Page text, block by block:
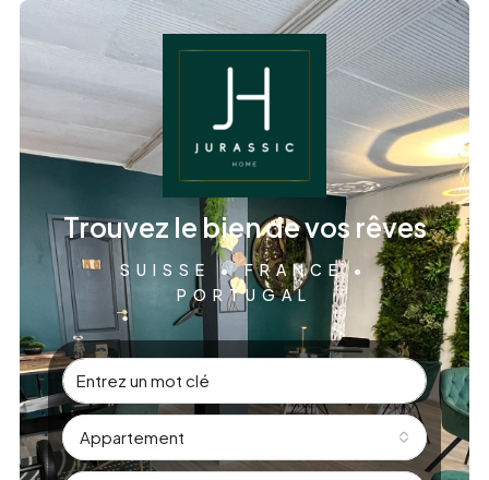
Trouvez le bien de vos rêves
SUISSE • FRANCE •
PORTUGAL
Appartement